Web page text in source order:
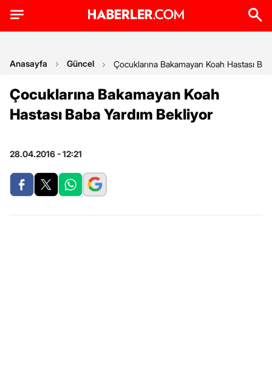
Anasayfa Güncel Çocuklarına Bakamayan Koah Hastası
Çocuklarına Bakamayan Koah
Hastası Baba Yardım Bekliyor
28.04.2016 - 12:21